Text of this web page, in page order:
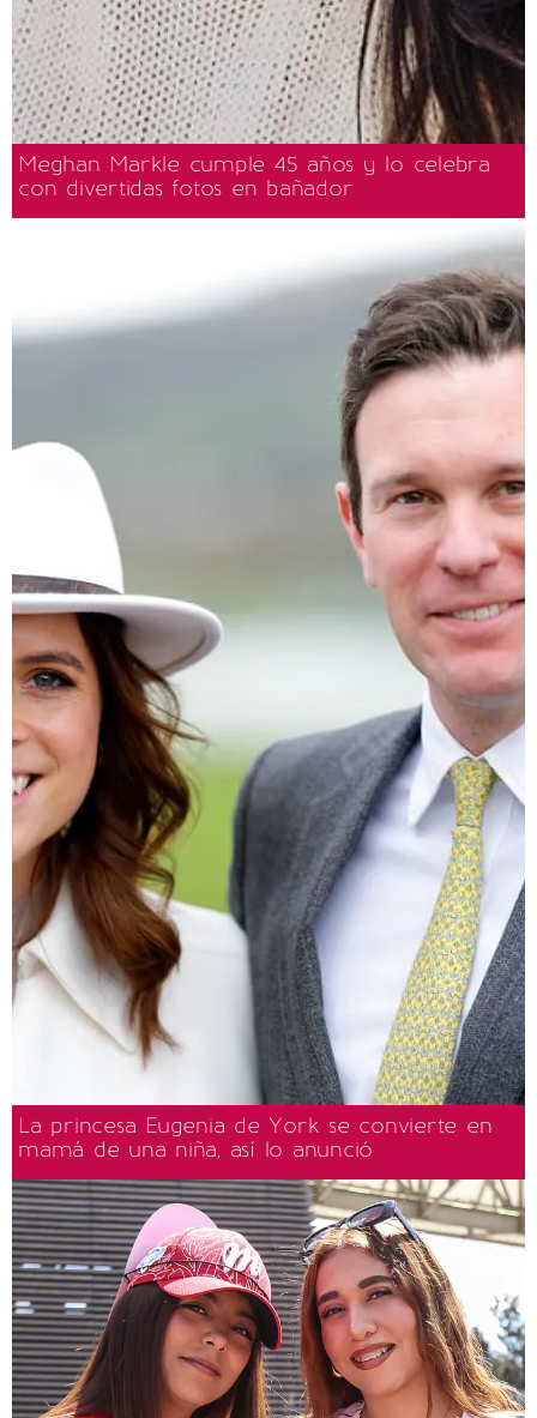
Meghan Markle cumple 45 años y lo celebra
con divertidas fotos en bañador
La princesa Eugenia de York se convierte en
mamá de una niña, así lo anunció